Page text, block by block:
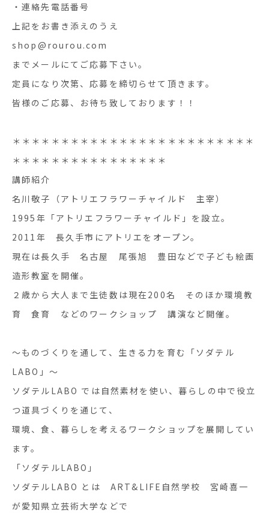
・連絡先電話番号
上記をお書き添えのうえ
shop@rourou.com
までメールにてご応募下さい。
定員になり次第、応募を締切らせて頂きます。
皆様のご応募、お待ち致しております！！
＊＊＊＊＊＊＊＊＊＊＊＊＊＊＊＊＊＊＊＊＊＊＊＊＊
＊＊＊＊＊＊＊＊＊＊＊＊＊＊＊＊
講師紹介
名川敬子（アトリエフラワーチャイルド 主宰）
1995年「アトリエフラワーチャイルド」を設立。
2011年 長久手市にアトリエをオープン。
現在は長久手 名古屋 尾張旭 豊田などで子ども絵画
造形教室を開催。
２歳から大人まで生徒数は現在200名 そのほか環境教
育 食育 などのワークショップ 講演など開催。
～ものづくりを通して、生きる力を育む「ソダテル
LABO」～
ソダテルLABO では自然素材を使い、暮らしの中で役立
つ道具づくりを通じて、
環境、食、暮らしを考えるワークショップを展開してい
ます。
「ソダテルLABO」
ソダテルLABO とは ART&LIFE自然学校 宮崎喜一
が愛知県立芸術大学などで